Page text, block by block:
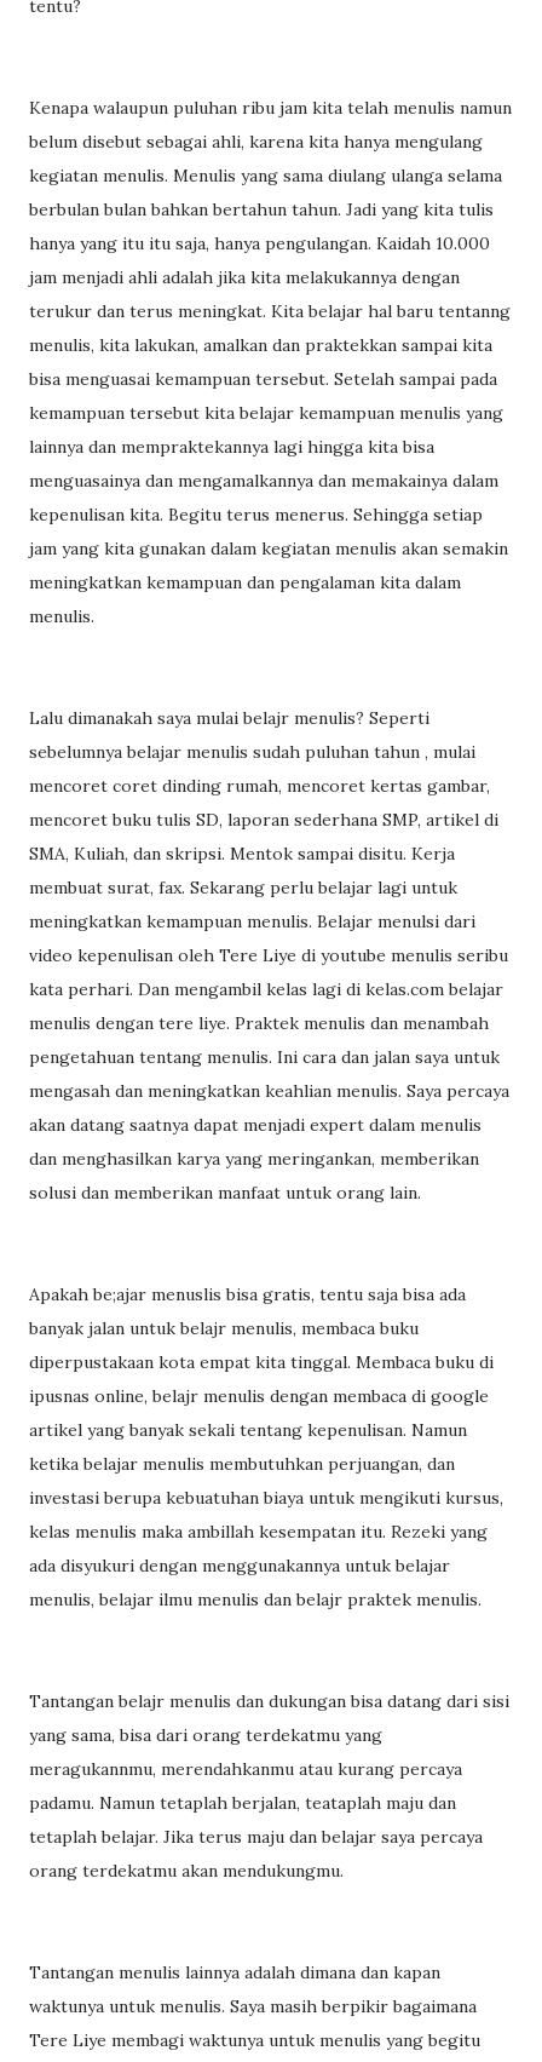
tentu?
Kenapa walaupun puluhan ribu jam kita telah menulis namun
belum disebut sebagai ahli, karena kita hanya mengulang
kegiatan menulis. Menulis yang sama diulang ulanga selama
berbulan bulan bahkan bertahun tahun. Jadi yang kita tulis
hanya yang itu itu saja, hanya pengulangan. Kaidah 10.000
jam menjadi ahli adalah jika kita melakukannya dengan
terukur dan terus meningkat. Kita belajar hal baru tentanng
menulis, kita lakukan, amalkan dan praktekkan sampai kita
bisa menguasai kemampuan tersebut. Setelah sampai pada
kemampuan tersebut kita belajar kemampuan menulis yang
lainnya dan mempraktekannya lagi hingga kita bisa
menguasainya dan mengamalkannya dan memakainya dalam
kepenulisan kita. Begitu terus menerus. Sehingga setiap
jam yang kita gunakan dalam kegiatan menulis akan semakin
meningkatkan kemampuan dan pengalaman kita dalam
menulis.
Lalu dimanakah saya mulai belajr menulis? Seperti
sebelumnya belajar menulis sudah puluhan tahun , mulai
mencoret coret dinding rumah, mencoret kertas gambar,
mencoret buku tulis SD, laporan sederhana SMP, artikel di
SMA, Kuliah, dan skripsi. Mentok sampai disitu. Kerja
membuat surat, fax. Sekarang perlu belajar lagi untuk
meningkatkan kemampuan menulis. Belajar menulsi dari
video kepenulisan oleh Tere Liye di youtube menulis seribu
kata perhari. Dan mengambil kelas lagi di kelas.com belajar
menulis dengan tere liye. Praktek menulis dan menambah
pengetahuan tentang menulis. Ini cara dan jalan saya untuk
mengasah dan meningkatkan keahlian menulis. Saya percaya
akan datang saatnya dapat menjadi expert dalam menulis
dan menghasilkan karya yang meringankan, memberikan
solusi dan memberikan manfaat untuk orang lain.
Apakah be;ajar menuslis bisa gratis, tentu saja bisa ada
banyak jalan untuk belajr menulis, membaca buku
diperpustakaan kota empat kita tinggal. Membaca buku di
ipusnas online, belajr menulis dengan membaca di google
artikel yang banyak sekali tentang kepenulisan. Namun
ketika belajar menulis membutuhkan perjuangan, dan
investasi berupa kebuatuhan biaya untuk mengikuti kursus,
kelas menulis maka ambillah kesempatan itu. Rezeki yang
ada disyukuri dengan menggunakannya untuk belajar
menulis, belajar ilmu menulis dan belajr praktek menulis.
Tantangan belajr menulis dan dukungan bisa datang dari sisi
yang sama, bisa dari orang terdekatmu yang
meragukannmu, merendahkanmu atau kurang percaya
padamu. Namun tetaplah berjalan, teataplah maju dan
tetaplah belajar. Jika terus maju dan belajar saya percaya
orang terdekatmu akan mendukungmu.
Tantangan menulis lainnya adalah dimana dan kapan
waktunya untuk menulis. Saya masih berpikir bagaimana
Tere Liye membagi waktunya untuk menulis yang begitu